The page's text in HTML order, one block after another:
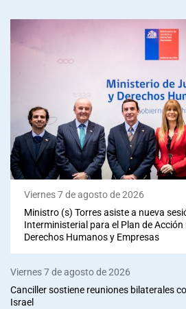
Viernes 7 de agosto de 2026
Ministro (s) Torres asiste a nueva
Interministerial para el Plan de
Derechos Humanos y Empresas
Viernes 7 de agosto de 2026
Canciller sostiene reuniones bilaterales
Israel